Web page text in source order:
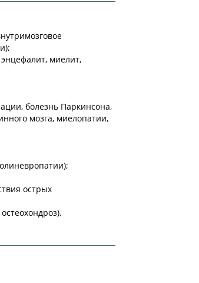
миелит,
болезнь Паркинсона,
мозга, миелопатии,
острых